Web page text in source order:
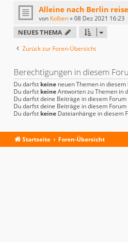
Alleine nach Berlin
von Kolben»08 Dez 2021 16:23
NEUES THEMA
Zurück zur Foren-Übersicht
Berechtigungen in diesem
Du darfst keine neuen Themen in
Du darfst keineAntworten zu Themen in
Du darfst deine Beiträge in diesem Forum
Du darfst deine Beiträge in diesem Forum
Du darfst keine Dateianhänge in diesem
Startseite Foren-Übersicht